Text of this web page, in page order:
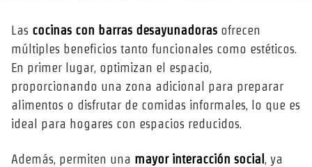
Las cocinas con barras desayunadoras ofrecen
múltiples beneficios tanto funcionales como estéticos.
En primer lugar, optimizan el espacio,
proporcionando una zona adicional para preparar
alimentos o disfrutar de comidas informales, lo que es
ideal para hogares con espacios reducidos.
Además, permiten una mayor interacción social , ya